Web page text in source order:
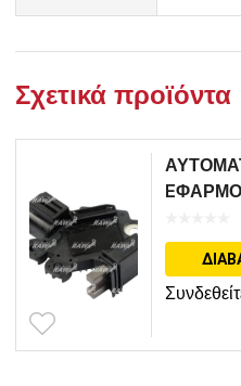
Σχετικά προϊόντα